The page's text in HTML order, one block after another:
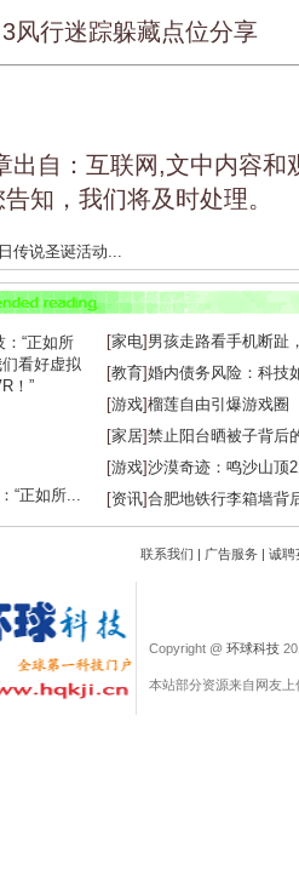
风行迷踪躲藏点位分享
出自：互联网,文中内容和
知，我们将及时处理。
传说圣诞活动...
日任务怎么做...
“正如所...
[家电] 男孩走路看手机断趾
[教育]婚内债务风险：科技
[游戏]榴莲自由引爆游戏圈
[家居]禁止阳台晒被子背后
[游戏]沙漠奇迹：鸣沙山顶
[资讯]合肥地铁行李箱墙背
联系我们 | 广告服务 | 诚聘
Copyright @ 环球科技
本站部分资源来自网友